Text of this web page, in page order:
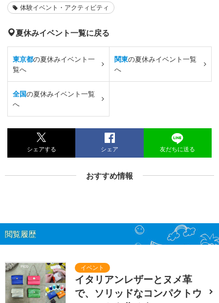
体験イベント・アクティビティ
夏休みイベント一覧に戻る
東京都の夏休みイベント一
覧へ
関東の夏休みイベント一覧
へ
全国の夏休みイベント一覧
へ
シェアする シェア 友だちに送る
おすすめ情報
閲覧履歴
イタリアンレザーとヌメ革
で、ソリッドなコンパクトウ